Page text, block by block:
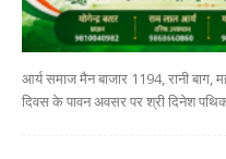
आर्य समाज मैन बाजार 1194, रानी बाग,
दिवस के पावन अवसर पर श्री दिनेश पथिक